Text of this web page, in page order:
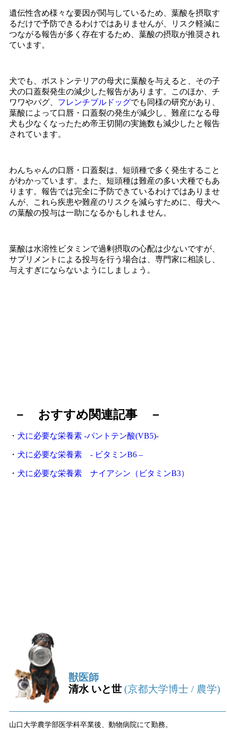
遺伝性含め様々な要因が関与しているため、葉酸を摂取す
るだけで予防できるわけではありませんが、リスク軽減に
つながる報告が多く存在するため、葉酸の摂取が推奨され
ています。
犬でも、ボストンテリアの母犬に葉酸を与えると、その子
犬の口蓋裂発生の減少した報告があります。このほか、チ
ワワやパグ、 フレンチブルドッグでも同様の研究があり、
葉酸によって口唇・口蓋裂の発生が減少し、難産になる母
犬も少なくなったため帝王切開の実施数も減少したと報告
されています。
わんちゃんの口唇・口蓋裂は、短頭種で多く発生すること
がわかっています。また、短頭種は難産の多い犬種でもあ
ります。報告では完全に予防できているわけではありませ
んが、これら疾患や難産のリスクを減らすために、母犬へ
の葉酸の投与は一助になるかもしれません。
葉酸は水溶性ビタミンで過剰摂取の心配は少ないですが、
サプリメントによる投与を行う場合は、専門家に相談し、
与えすぎにならないようにしましょう。
－ おすすめ関連記事 －
・ 犬に必要な栄養素 -パントテン酸(VB5)-
・ 犬に必要な栄養素 - ビタミンB6 –
・ 犬に必要な栄養素 ナイアシン（ビタミンB3）
獣医師
清水 いと世 (京都大学博士 / 農学)
山口大学農学部医学科卒業後、動物病院にて勤務。